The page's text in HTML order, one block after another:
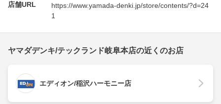
店舗URL
https://www.yamada-denki.jp/store/contents/?d=24
1
ヤマダデンキ/テックランド岐阜本店の近くのお店
エディオン/稲沢ハーモニー店